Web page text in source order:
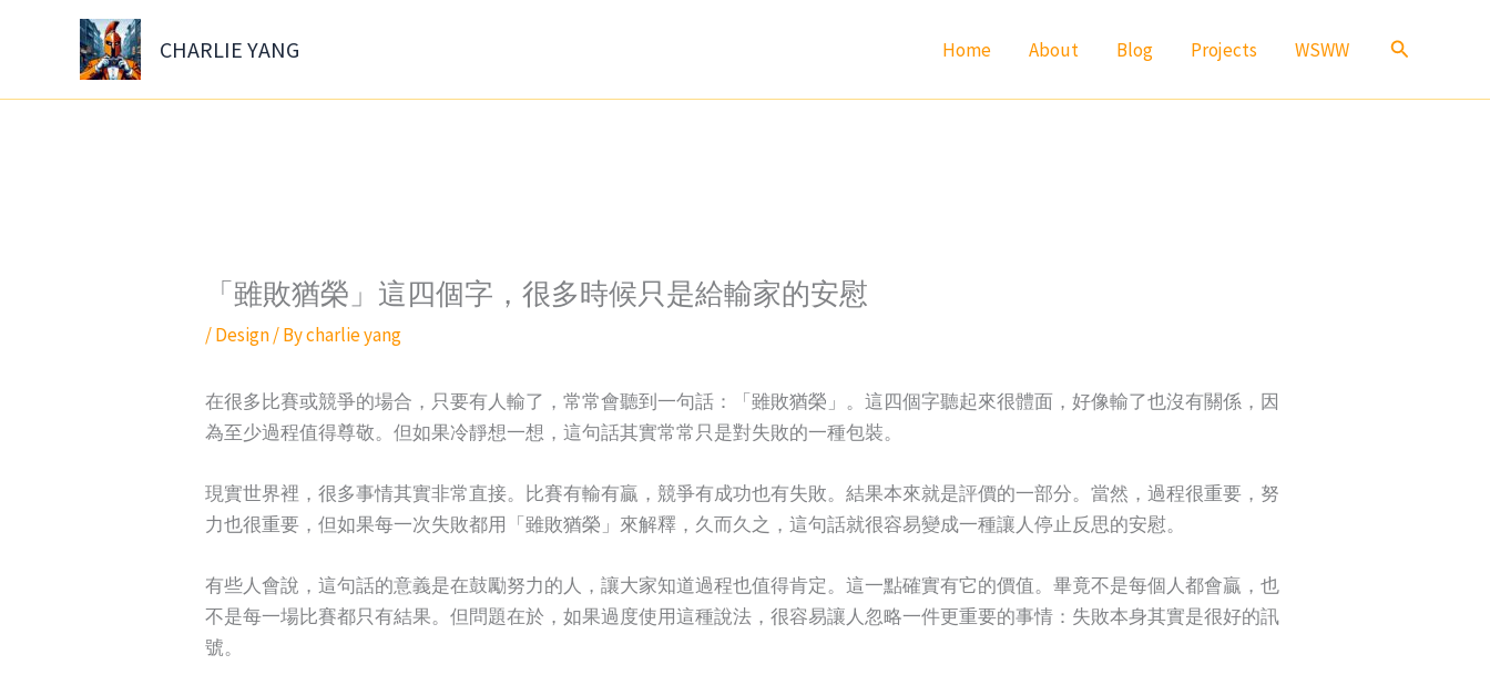
CHARLIE YANG Home About Blog Projects WSWW Search
「雖敗猶榮」這四個字，很多時候只是給輸家的安慰
/Design/ Bycharlie yang
在很多比賽或競爭的場合，只要有人輸了，常常會聽到一句話：「雖敗猶榮」。這四個字聽起來很體面，好像輸了也沒有關係，因
為至少過程值得尊敬。但如果冷靜想一想，這句話其實常常只是對失敗的一種包裝。
現實世界裡，很多事情其實非常直接。比賽有輸有贏，競爭有成功也有失敗。結果本來就是評價的一部分。當然，過程很重要，努
力也很重要，但如果每一次失敗都用「雖敗猶榮」來解釋，久而久之，這句話就很容易變成一種讓人停止反思的安慰。
有些人會說，這句話的意義是在鼓勵努力的人，讓大家知道過程也值得肯定。這一點確實有它的價值。畢竟不是每個人都會贏，也
不是每一場比賽都只有結果。但問題在於，如果過度使用這種說法，很容易讓人忽略一件更重要的事情：失敗本身其實是很好的訊
號。